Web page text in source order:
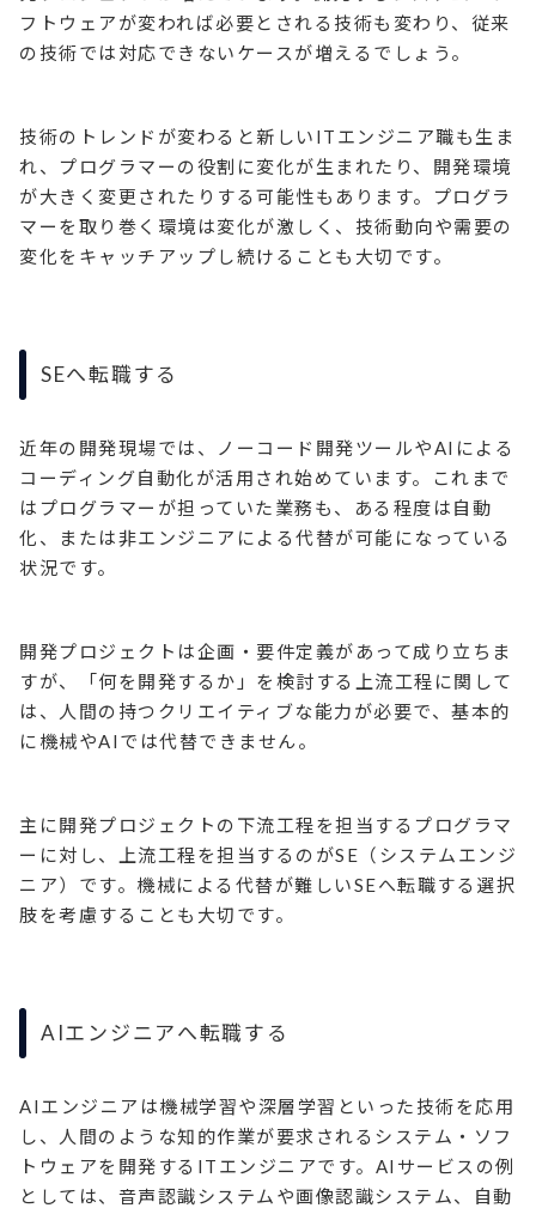
フトウェアが変われば必要とされる技術も変わり、従来
の技術では対応できないケースが増えるでしょう。
技術のトレンドが変わると新しいITエンジニア職も生ま
れ、プログラマーの役割に変化が生まれたり、開発環境
が大きく変更されたりする可能性もあります。プログラ
マーを取り巻く環境は変化が激しく、技術動向や需要の
変化をキャッチアップし続けることも大切です。
SEへ転職する
近年の開発現場では、ノーコード開発ツールやAIによる
コーディング自動化が活用され始めています。これまで
はプログラマーが担っていた業務も、ある程度は自動
化、または非エンジニアによる代替が可能になっている
状況です。
開発プロジェクトは企画・要件定義があって成り立ちま
すが、「何を開発するか」を検討する上流工程に関して
は、人間の持つクリエイティブな能力が必要で、基本的
に機械やAIでは代替できません。
主に開発プロジェクトの下流工程を担当するプログラマ
ーに対し、上流工程を担当するのがSE（システムエンジ
ニア）です。機械による代替が難しいSEへ転職する選択
肢を考慮することも大切です。
AIエンジニアへ転職する
AIエンジニアは機械学習や深層学習といった技術を応用
し、人間のような知的作業が要求されるシステム・ソフ
トウェアを開発するITエンジニアです。AIサービスの例
としては、音声認識システムや画像認識システム、自動